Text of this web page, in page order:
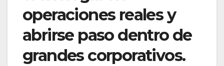
operaciones reales y
abrirse paso dentro de
grandes corporativos.